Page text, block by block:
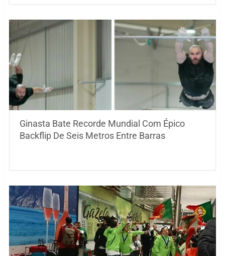
Ginasta Bate Recorde Mundial Com Épico
Backflip De Seis Metros Entre Barras